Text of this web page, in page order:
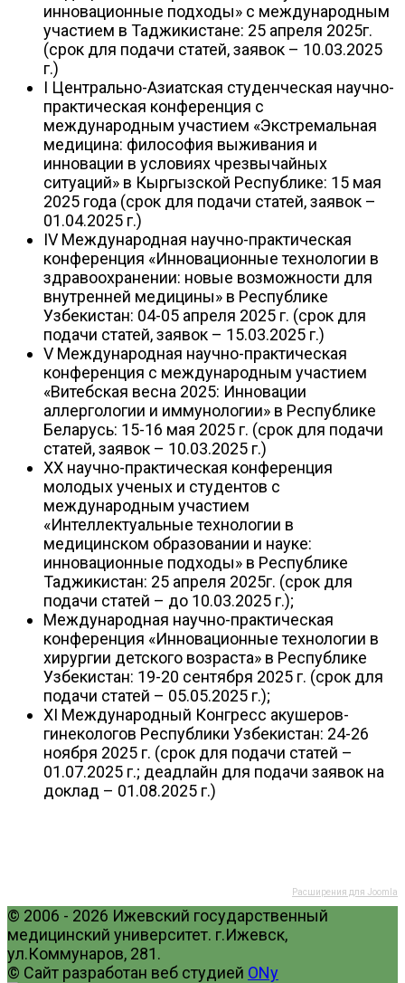
инновационные подходы» с международным
участием в Таджикистане: 25 апреля 2025г.
(срок для подачи статей, заявок – 10.03.2025
г.)
I Центрально-Азиатская студенческая научно-
практическая конференция с
международным участием «Экстремальная
медицина: философия выживания и
инновации в условиях чрезвычайных
ситуаций» в Кыргызской Республике: 15 мая
2025 года (срок для подачи статей, заявок –
01.04.2025 г.)
IV Международная научно-практическая
конференция «Инновационные технологии в
здравоохранении: новые возможности для
внутренней медицины» в Республике
Узбекистан: 04-05 апреля 2025 г. (срок для
подачи статей, заявок – 15.03.2025 г.)
V Международная научно-практическая
конференция с международным участием
«Витебская весна 2025: Инновации
аллергологии и иммунологии» в Республике
Беларусь: 15-16 мая 2025 г. (срок для подачи
статей, заявок – 10.03.2025 г.)
XX научно-практическая конференция
молодых ученых и студентов с
международным участием
«Интеллектуальные технологии в
медицинском образовании и науке:
инновационные подходы» в Республике
Таджикистан: 25 апреля 2025г. (срок для
подачи статей – до 10.03.2025 г.);
Международная научно-практическая
конференция «Инновационные технологии в
хирургии детского возраста» в Республике
Узбекистан: 19-20 сентября 2025 г. (срок для
подачи статей – 05.05.2025 г.);
XI Международный Конгресс акушеров-
гинекологов Республики Узбекистан: 24-26
ноября 2025 г. (срок для подачи статей –
01.07.2025 г.; деадлайн для подачи заявок на
доклад – 01.08.2025 г.)
Расширения для Joomla
© 2006 - 2026 Ижевский государственный
медицинский университет. г.Ижевск,
ул.Коммунаров, 281.
© Сайт разработан веб студией ONy